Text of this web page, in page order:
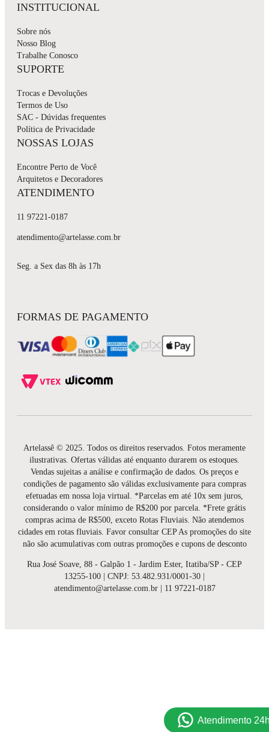
INSTITUCIONAL
Sobre nós
Nosso Blog
Trabalhe Conosco
SUPORTE
Trocas e Devoluções
Termos de Uso
SAC - Dúvidas frequentes
Política de Privacidade
NOSSAS LOJAS
Encontre Perto de Você
Arquitetos e Decoradores
ATENDIMENTO
11 97221-0187
atendimento@artelasse.com.br
Seg. a Sex das 8h às 17h
FORMAS DE PAGAMENTO
Artelassê © 2025. Todos os direitos reservados. Fotos meramente
ilustrativas. Ofertas válidas até enquanto durarem os estoques.
Vendas sujeitas a análise e confirmação de dados. Os preços e
condições de pagamento são válidas exclusivamente para compras
efetuadas em nossa loja virtual. *Parcelas em até 10x sem juros,
considerando o valor mínimo de R$200 por parcela. *Frete grátis
compras acima de R$500, exceto Rotas Fluviais. Não atendemos
cidades em rotas fluviais. Favor consultar CEP As promoções do site
não são acumulativas com outras promoções e cupons de desconto
Rua José Soave, 88 - Galpão 1 - Jardim Ester, Itatiba/SP - CEP
13255-100 | CNPJ: 53.482.931/0001-30 |
atendimento@artelasse.com.br | 11 97221-0187
Atendimento